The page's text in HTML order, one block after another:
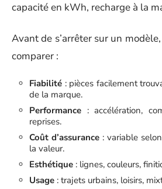
capacité en kWh, recharge à la
Avant de s’arrêter sur un
comparer :
Fiabilité : pièces facilement
de la marque.
Performance : accélération,
reprises.
Coût d’assurance : variable
la valeur.
Esthétique : lignes, couleurs,
Usage : trajets urbains, loisirs,